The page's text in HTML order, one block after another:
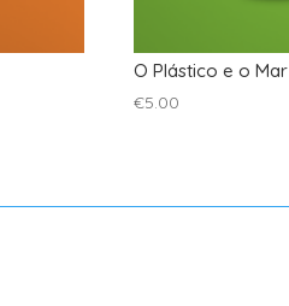
O Plástico e o Mar
€5.00